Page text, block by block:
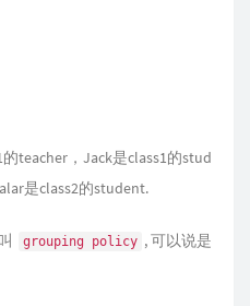
teacher，Jack是class1的stud
是class2的student.
grouping policy , 可以说是